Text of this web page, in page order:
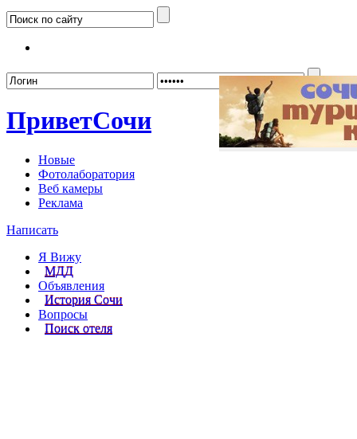
ПриветСочи
Новые
Фотолаборатория
Веб камеры
Реклама
Написать
Я Вижу
МДД
Объявления
История Сочи
Вопросы
Поиск отеля